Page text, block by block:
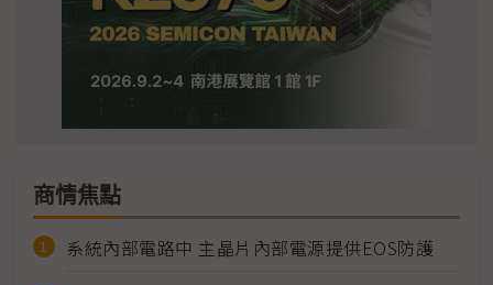
商情焦點
系統內部電路中 主晶片內部電源提供EOS防護